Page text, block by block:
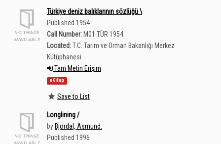
Türkiye deniz balıklarının sözlüğü \
Published 1954
Call Number: M01 TÜR 1954
Located:T.C. Tarım ve Orman Bakanlığı Merkez
Kütüphanesi
Tam Metin Erişim
eKitap
Save to List
Longlining /
by Bjordal, Asmund.
Published 1996